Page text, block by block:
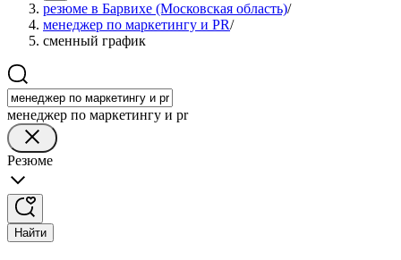
резюме в Барвихе (Московская область)/
менеджер по маркетингу и PR/
сменный график
менеджер по маркетингу и pr
Резюме
Найти